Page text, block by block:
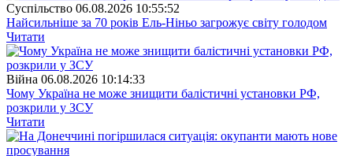
Суспiльство 06.08.2026 10:55:52
Найсильніше за 70 років Ель-Ніньо загрожує світу голодом
Читати
Війна 06.08.2026 10:14:33
Чому Україна не може знищити балістичні установки РФ,
розкрили у ЗСУ
Читати